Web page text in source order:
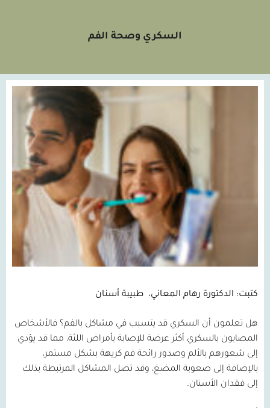
السكري وصحة الفم
كتبت: الدكتورة رهام المعاني، طبيبة أسنان
هل تعلمون أن السكري قد يتسبب في مشاكل بالفم؟ فالأشخاص
المصابون بالسكري أكثر عرضة للإصابة بأمراض اللثة، مما قد يؤدي
إلى شعورهم بالألم وصدور رائحة فم كريهة بشكل مستمر،
بالإضافة إلى صعوبة المضغ، وقد تصل المشاكل المرتبطة بذلك
إلى فقدان الأسنان.